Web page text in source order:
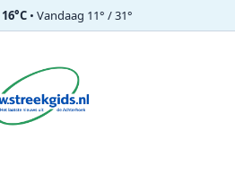
16°C• Vandaag 11° / 31°